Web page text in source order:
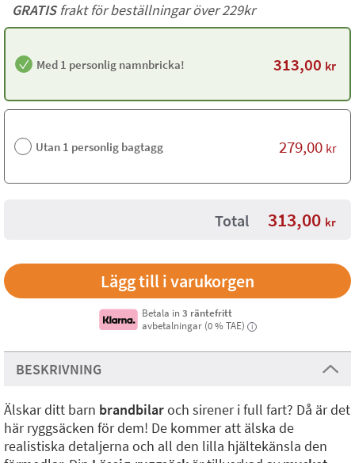
GRATISfrakt för beställningar över 229kr
Med 1 personlig namnbricka! 313,00 kr
Utan 1 personlig bagtagg 279,00 kr
Total 313,00 kr
Betala in 3 räntefritt
avbetalningar (0 % TAE)
i
BESKRIVNING
Älskar ditt barn brandbilaroch sirener i full fart? Då är det
här ryggsäcken för dem! De kommer att älska de
realistiska detaljerna och all den lilla hjältekänsla den